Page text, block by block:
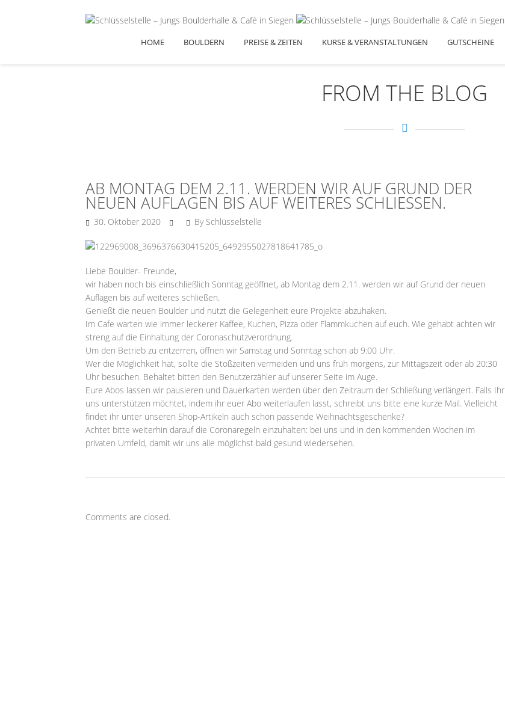
HOME BOULDERN PREISE & ZEITEN KURSE & VERANSTALTUNGEN GUTSCHEINE
FROM THE BLOG
AB MONTAG DEM 2.11. WERDEN WIR AUF GRUND DER
NEUEN AUFLAGEN BIS AUF WEITERES SCHLIESSEN.
30. Oktober 2020 By Schlüsselstelle
Liebe Boulder- Freunde,
wir haben noch bis einschließlich Sonntag geöffnet, ab Montag dem 2.11. werden wir auf Grund der neuen
Auflagen bis auf weiteres schließen.
Genießt die neuen Boulder und nutzt die Gelegenheit eure Projekte abzuhaken.
Im Cafe warten wie immer leckerer Kaffee, Kuchen, Pizza oder Flammkuchen auf euch. Wie gehabt achten wir
streng auf die Einhaltung der Coronaschutzverordnung.
Um den Betrieb zu entzerren, öffnen wir Samstag und Sonntag schon ab 9:00 Uhr.
Wer die Möglichkeit hat, sollte die Stoßzeiten vermeiden und uns früh morgens, zur Mittagszeit oder ab 20:30
Uhr besuchen. Behaltet bitten den Benutzerzähler auf unserer Seite im Auge.
Eure Abos lassen wir pausieren und Dauerkarten werden über den Zeitraum der Schließung verlängert. Falls Ihr
uns unterstützen möchtet, indem ihr euer Abo weiterlaufen lasst, schreibt uns bitte eine kurze Mail. Vielleicht
findet ihr unter unseren Shop-Artikeln auch schon passende Weihnachtsgeschenke?
Achtet bitte weiterhin darauf die Coronaregeln einzuhalten: bei uns und in den kommenden Wochen im
privaten Umfeld, damit wir uns alle möglichst bald gesund wiedersehen.
Comments are closed.